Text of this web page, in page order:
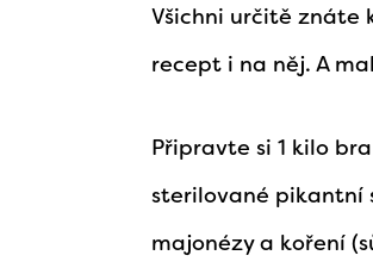
Všichni určitě znáte
recept i na něj. A
Připravte si 1 kilo
sterilované pikantní
majonézy a koření